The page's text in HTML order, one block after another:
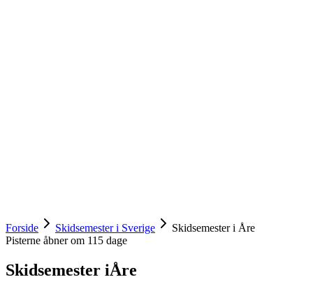
Forside Skidsemester i Sverige
Skidsemester i Åre
Pisterne åbner om 115 dage
Skidsemester iÅre